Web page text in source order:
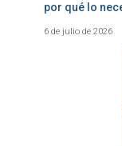
por qué lo
6 de julio de 2026